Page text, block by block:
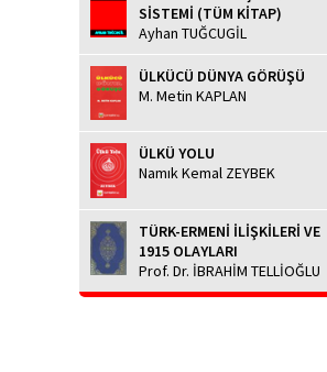
SİSTEMİ (TÜM KİTAP)
Ayhan TUĞCUGİL
ÜLKÜCÜ DÜNYA GÖRÜŞÜ
M. Metin KAPLAN
ÜLKÜ YOLU
Namık Kemal ZEYBEK
TÜRK-ERMENİ İLİŞKİLERİ VE
1915 OLAYLARI
Prof. Dr. İBRAHİM TELLİOĞLU